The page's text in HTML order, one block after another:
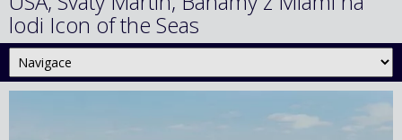
lodi Icon of the Seas